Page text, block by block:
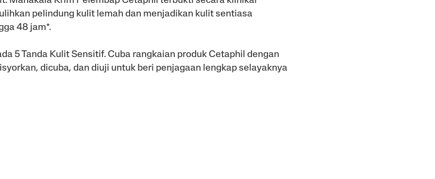
pelindung kulit lemah dan menjadikan kulit sentiasa
48 jam*.
5 Tanda Kulit Sensitif. Cuba rangkaian produk Cetaphil dengan
dicuba, dan diuji untuk beri penjagaan lengkap selayaknya